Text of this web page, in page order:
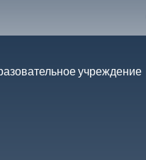
учреждение